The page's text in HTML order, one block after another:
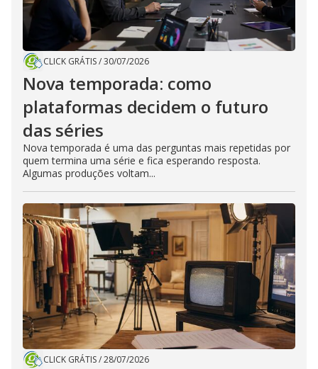
CLICK GRÁTIS/30/07/2026
Nova temporada: como
plataformas decidem o futuro
das séries
Nova temporada é uma das perguntas mais repetidas por
quem termina uma série e fica esperando resposta.
Algumas produções voltam...
CLICK GRÁTIS/28/07/2026